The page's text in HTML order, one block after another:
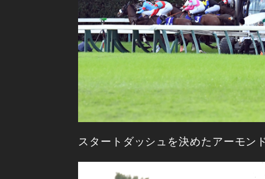
スタートダッシュを決めたアーモン